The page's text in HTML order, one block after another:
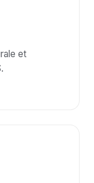
et